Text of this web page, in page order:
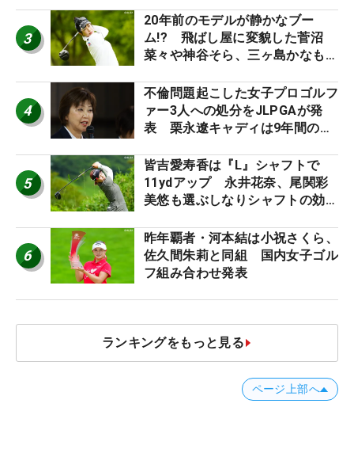
3
20年前のモデルが静かなブー
ム!? 飛ばし屋に変貌した菅沼
菜々や神谷そら、三ヶ島かなも使
ロたちの“飛ばしギア”】
4
不倫問題起こした女子プロゴルフ
ァー3人への処分をJLPGAが発
表 栗永遼キャディは9年間の立
5
皆吉愛寿香は『L』シャフトで
11ydアップ 永井花奈、尾関彩
美悠も選ぶしなりシャフトの効果
ア”】
6
昨年覇者・河本結は小祝さくら、
佐久間朱莉と同組 国内女子ゴル
フ組み合わせ発表
ランキングをもっと見る
ページ上部へ